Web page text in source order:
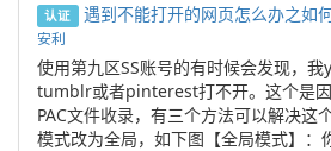
认证 遇到不能打开的网页怎么办之如
安利
使用第九区SS账号的有时候会发现，我
tumblr或者pinterest打不开。这个是
PAC文件收录，有三个方法可以解决这
模式改为全局，如下图【全局模式】：